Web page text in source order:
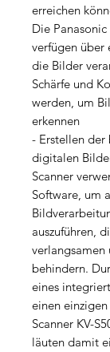
erreichen
Die Panasonic
verfügen über
die Bilder
Schärfe und
werden, um
erkennen
- Erstellen
digitalen
Scanner
Software, um
auszuführen,
verlangsamen
behindern.
eines
einen
Scanner KV-
läuten damit